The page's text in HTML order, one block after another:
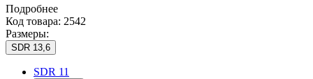
Подробнее
Код товара: 2542
Размеры:
SDR 13,6
SDR 11